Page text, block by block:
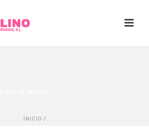
INICIO /